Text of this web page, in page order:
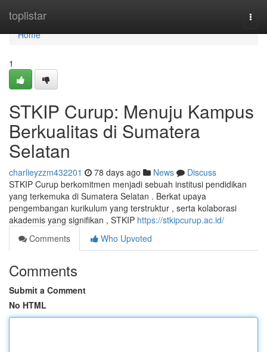
toplistar
Home
Home
1
STKIP Curup: Menuju Kampus
Berkualitas di Sumatera
Selatan
charlieyzzm432201 78 days ago News
Discuss
STKIP Curup berkomitmen menjadi sebuah institusi pendidikan
yang terkemuka di Sumatera Selatan . Berkat upaya
pengembangan kurikulum yang terstruktur , serta kolaborasi
akademis yang signifikan , STKIP https://stkipcurup.ac.id/
Comments
Who Upvoted
Comments
Submit a Comment
No HTML